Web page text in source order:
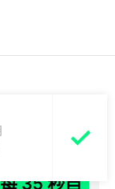
35 秒自